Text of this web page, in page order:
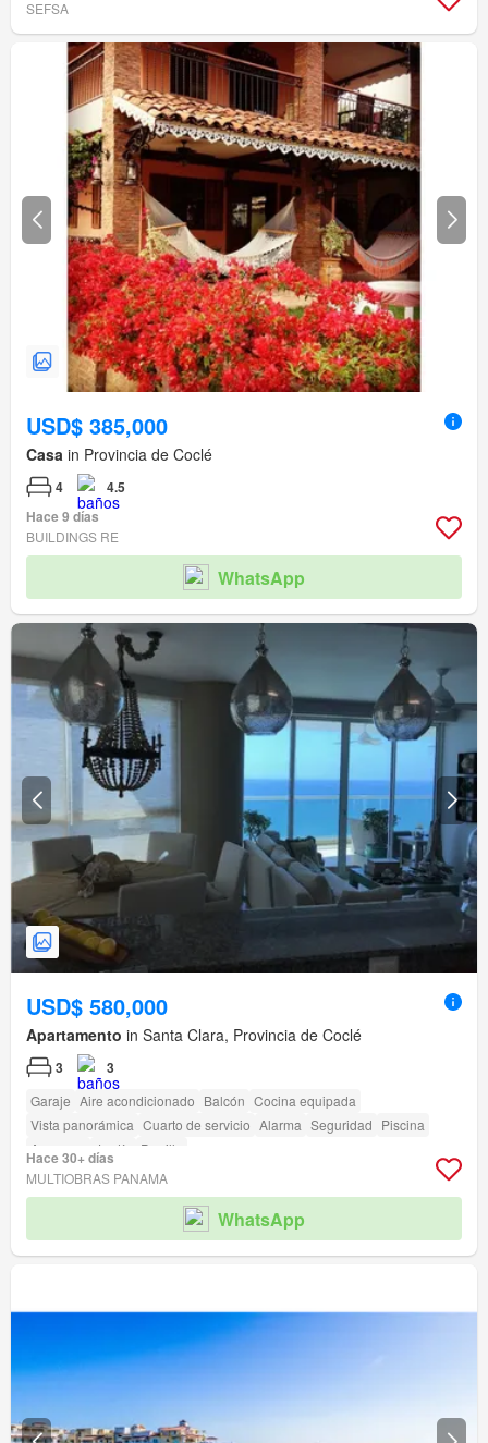
SEFSA
USD$ 385,000
Casa in Provincia de Coclé
4
4.5
Hace 9 días
BUILDINGS RE
WhatsApp
USD$ 580,000
Apartamento in Santa Clara, Provincia de Coclé
3 3
Garaje Aire acondicionado Balcón Cocina equipada
Vista panorámica Cuarto de servicio Alarma Seguridad Piscina
Ascensor
Jardín Parrilla
Hace 30+ días
MULTIOBRAS PANAMA
WhatsApp